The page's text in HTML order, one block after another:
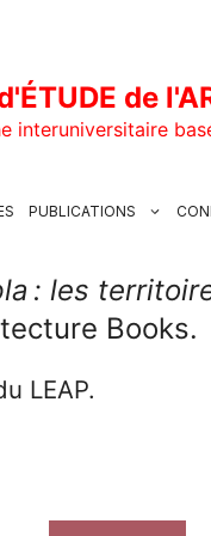
de
interuniversitaire
PUBLICATIONS
: les
Books.
LEAP.